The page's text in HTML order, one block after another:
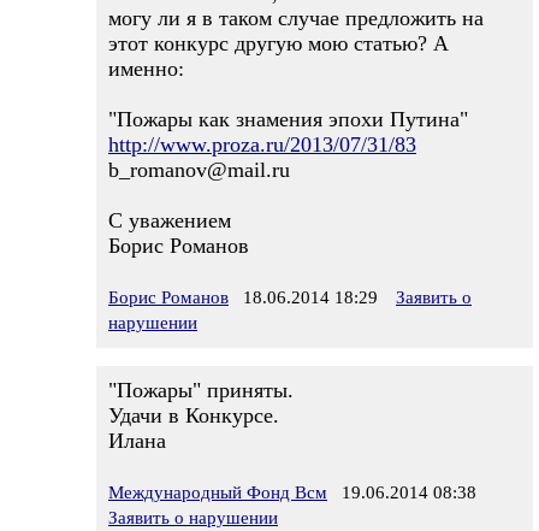
могу ли я в таком случае предложить на
этот конкурс другую мою статью? А
именно:
"Пожары как знамения эпохи Путина"
http://www.proza.ru/2013/07/31/83
b_romanov@mail.ru
С уважением
Борис Романов
Борис Романов 18.06.2014 18:29
Заявить о
нарушении
"Пожары" приняты.
Удачи в Конкурсе.
Илана
Международный Фонд Всм 19.06.2014 08:38
Заявить о нарушении